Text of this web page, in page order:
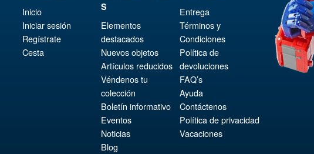
Inicio
Iniciar sesión
Regístrate
Cesta
S
Elementos
destacados
Nuevos objetos
Artículos reducidos
Véndenos tu
colección
Boletín informativo
Eventos
Noticias
Blog
Entrega
Términos y
Condiciones
Política de
devoluciones
FAQ’s
Ayuda
Contáctenos
Política de privacidad
Vacaciones